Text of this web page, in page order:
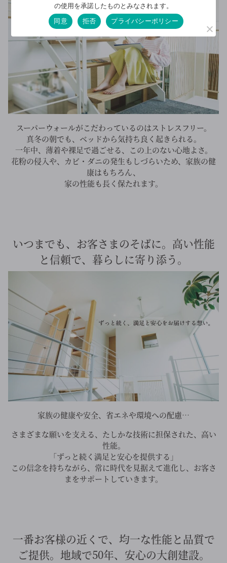
スーパーウォールがこだわっているのはストレスフリー。
真冬の朝でも、ベッドから気持ち良く起きられる。
一年中、薄着や裸足で過ごせる、この上のない心地よさ。
花粉の侵入や、カビ・ダニの発生もしづらいため、家族の健
康はもちろん、
家の性能も長く保たれます。
いつまでも、お客さまのそばに。高い性能
と信頼で、暮らしに寄り添う。
家族の健康や安全、省エネや環境への配慮…
さまざまな願いを支える、たしかな技術に担保された、高い
性能。
「ずっと続く満足と安心を提供する」
この信念を持ちながら、常に時代を見据えて進化し、お客さ
まをサポートしていきます。
一番お客様の近くで、均一な性能と品質で
ご提供。地域で50年、安心の大創建設。
の使用を承諾したものとみなされます。
同意
拒否 プライバシーポリシー